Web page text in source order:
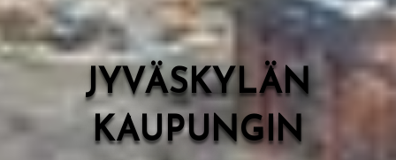
JYVÄSKYLÄN
KAUPUNGIN